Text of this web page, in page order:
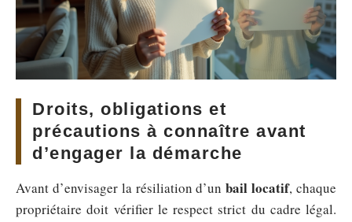
Droits, obligations et
précautions à connaître avant
d’engager la démarche
Avant d’envisager la résiliation d’unbail locatif, chaque
propriétaire doit vérifier le respect strict du cadre légal.